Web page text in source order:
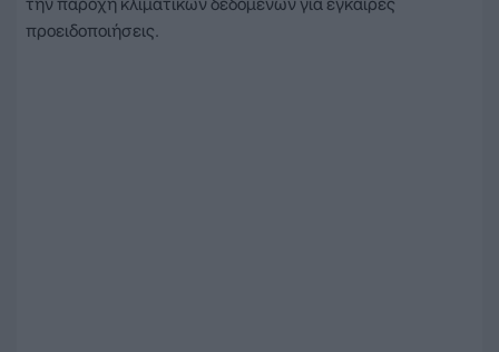
προειδοποιήσεις.